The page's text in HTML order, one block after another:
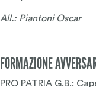
All.: Piantoni Oscar
FORMAZIONE
PRO PATRIA G.B.: